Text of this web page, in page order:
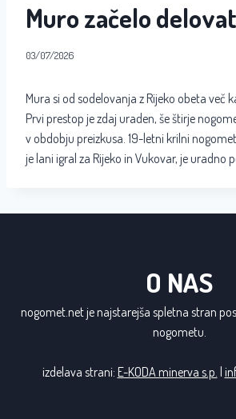
Muro začelo delovat
03/07/2026
Mura si od sodelovanja z Rijeko obeta več
Prvi prestop je zdaj uraden, še štirje
v obdobju preizkusa. 19-letni krilni
je lani igral za Rijeko in Vukovar, je uradno
O NAS
nogomet.net je najstarejša spletna stran
nogometu.
izdelava strani: E-KODA minerva s.p.